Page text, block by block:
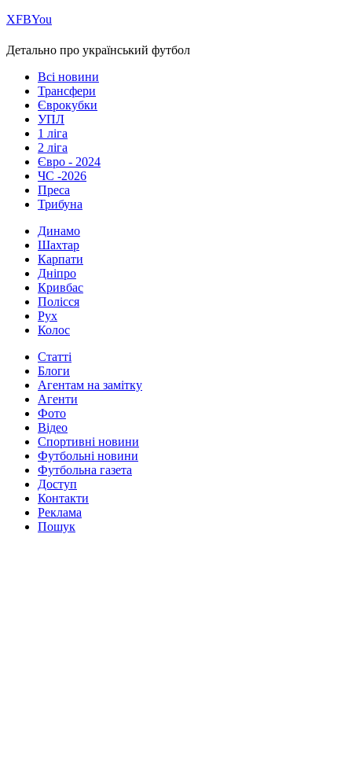
ХFBYou
Детально про український футбол
Всі новини
Трансфери
Єврокубки
УПЛ
1 ліга
2 ліга
Євро - 2024
ЧС -2026
Преса
Трибуна
Динамо
Шахтар
Карпати
Дніпро
Кривбас
Полісся
Рух
Колос
Статті
Блоги
Агентам на замітку
Агенти
Фото
Відео
Спортивні новини
Футбольні новини
Футбольна газета
Доступ
Контакти
Реклама
Пошук